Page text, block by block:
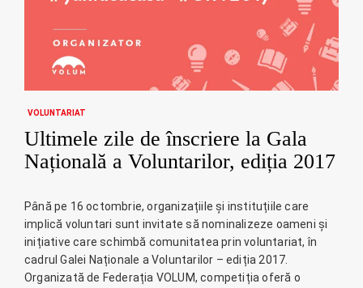
VOLUNTARIAT
Ultimele zile de înscriere la Gala
Națională a Voluntarilor, ediția 2017
Până pe 16 octombrie, organizațiile și instituțiile care
implică voluntari sunt invitate să nominalizeze oameni și
inițiative care schimbă comunitatea prin voluntariat, în
cadrul Galei Naționale a Voluntarilor – ediția 2017.
Organizată de Federația VOLUM, competiția oferă o